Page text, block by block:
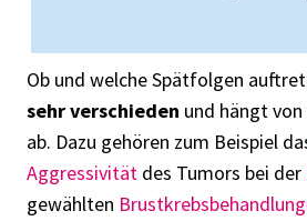
Ob und welche Spätfolgen
sehr verschieden und hängt
ab. Dazu gehören zum Beispiel
Aggressivität des Tumors bei der
gewählten Brustkrebsb